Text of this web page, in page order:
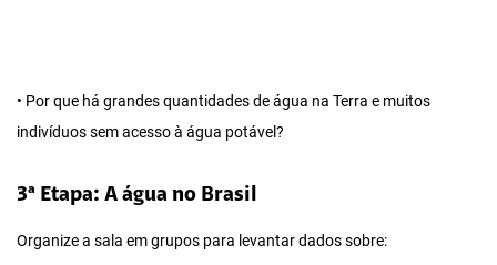
• Por que há grandes quantidades de água na Terra e muitos
indivíduos sem acesso à água potável?
3ª Etapa: A água no Brasil
Organize a sala em grupos para levantar dados sobre: